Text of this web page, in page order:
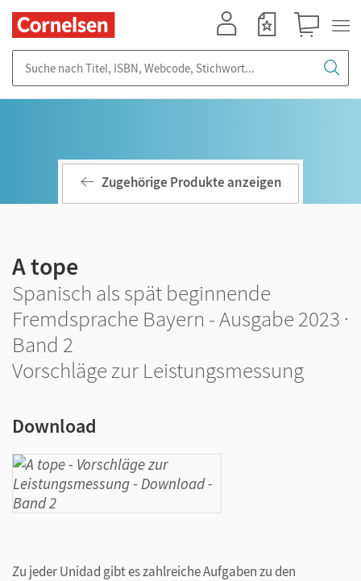
Zugehörige Produkte anzeigen
A tope
Spanisch als spät beginnende
Fremdsprache Bayern - Ausgabe 2023 ·
Band 2
Vorschläge zur Leistungsmessung
Download
Zu jeder Unidad gibt es zahlreiche Aufgaben zu den